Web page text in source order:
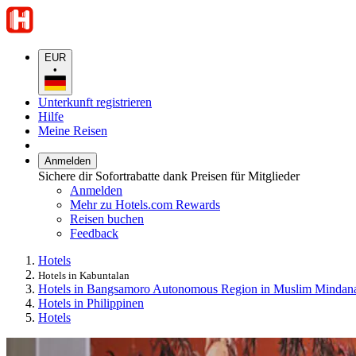
EUR
•
Unterkunft registrieren
Hilfe
Meine Reisen
Anmelden
Sichere dir Sofortrabatte dank Preisen für Mitglieder
Anmelden
Mehr zu Hotels.com Rewards
Reisen buchen
Feedback
Hotels
Hotels in Kabuntalan
Hotels in Bangsamoro Autonomous Region in Muslim
Hotels in Philippinen
Hotels